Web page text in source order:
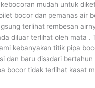
mudah untuk
bocor dan pemanas air
terlihat rembesan
diluar terlihat oleh mata .
kebanyakan titik pipa
dan baru disadari bertahun
bocor tidak terlihat kasat